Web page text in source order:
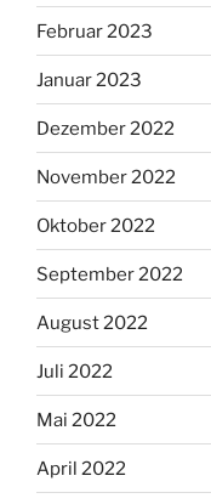
Februar 2023
Januar 2023
Dezember 2022
November 2022
Oktober 2022
September 2022
August 2022
Juli 2022
Mai 2022
April 2022